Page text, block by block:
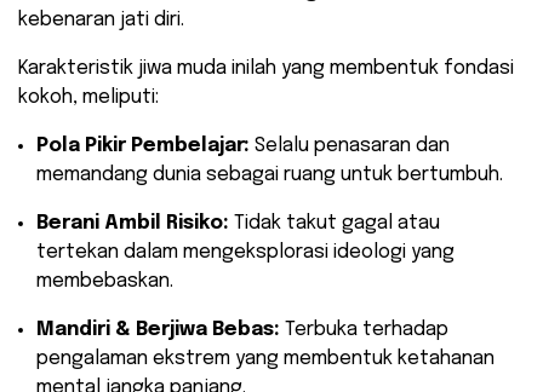
kebenaran jati diri.
​Karakteristik jiwa muda inilah yang membentuk fondasi
kokoh, meliputi:
Pola Pikir Pembelajar: Selalu penasaran dan
memandang dunia sebagai ruang untuk bertumbuh.
Berani Ambil Risiko: Tidak takut gagal atau
tertekan dalam mengeksplorasi ideologi yang
membebaskan.
Mandiri & Berjiwa Bebas: Terbuka terhadap
pengalaman ekstrem yang membentuk ketahanan
mental jangka panjang.